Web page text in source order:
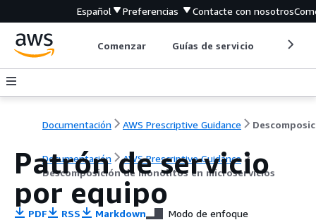
Español Preferencias Contacte con nosotros
Comenzar Guías de servicio
Documentación AWS Prescriptive Guidance
Documentación
AWS Prescriptive Guidance
Descomposición de monolitos en microservicios
Patrón de servicio
por equipo
PDF RSS Markdown Modo de enfoque